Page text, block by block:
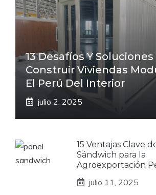
13 Desafíos Y Soluciones
Construir Viviendas
El Perú Del Interior
julio 2, 2025
15 Ventajas Clave
Sándwich para la
Agroexportación
julio 11, 2025